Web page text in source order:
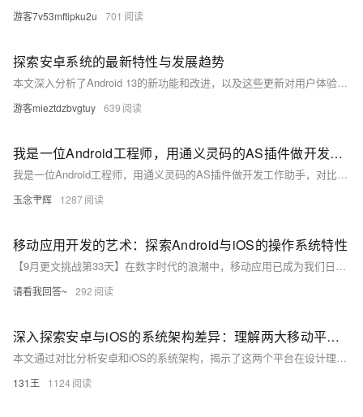
游客7v53mftipku2u 701
探索安卓系统的最新特性与发展趋势
本文深入分析了Android 13的新功能和改进，以及这些更新对用户体验和开发者社区的影响。文章还预测了未来Android系统的发展方向，为技术爱好者提供了宝贵的信息。
游客mieztdzbvgtuy 639
我是一位Android工程师，用通义灵码的AS插件做开发工作助手，对比之前没有灵码，现在提效了60%
我是一位Android工程师，用通义灵码的AS插件做开发工作助手，对比之前没有灵码，现在提效了60%
玉念肀辉 1287
移动应用开发的艺术：探索Android与iOS的操作系统特性
【9月更文挑战第33天】在数字时代的浪潮中，移动应用已成为我们日常生活不可或缺的一部分。本文将深入探讨两个主流移动操作系统——Android和iOS——的独特特性，并分析它们如何影响移动应用的开发过程。我们将通过比较这两个系统的设计哲学、用户界面（UI）设计、开发工具以及市场策略，来揭示开发者如何在这些不同的平台上打造出色的用户体验。无论你是开发者还是对移动技术感兴趣的读者，这篇文章都将为你提供宝贵的见解。
请看我回答~ 292
深入探索安卓与iOS的系统架构差异：理解两大移动平台的技术根基在移动技术日新月异的今天，安卓和iOS作为市场上最为流行的两个操作系统，各自拥有独特的技术特性和庞大的用户基础。本文将深入探讨这两个平台的系统架构差异，揭示它们如何支撑起各自的生态系统，并影响着全球数亿用户的使用体验。
本文通过对比分析安卓和iOS的系统架构，揭示了这两个平台在设计理念、安全性、用户体验和技术生态上的根本区别。不同于常规的技术综述，本文以深入浅出的方式，带领读者理解这些差异是如何影响应用开发、用户选择和市场趋势的。通过梳理历史脉络和未来展望，本文旨在为开发者、用户以及行业分析师提供有价值的见解，帮助大家更好地把握移动技术发展的脉络。
131王 1124